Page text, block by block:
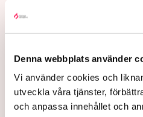
Denna webbplats använder
Vi använder cookies och
utveckla våra tjänster,
och anpassa innehållet och
juli stoppats av
Neovas maskiner, grävt igen
avvisa